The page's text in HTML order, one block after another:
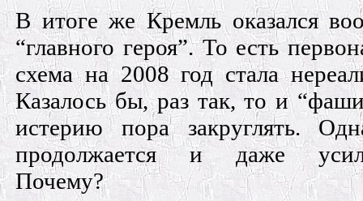
В итоге же Кремль оказался
“главного героя”. То есть
схема на 2008 год стала
Казалось бы, раз так, то и
истерию пора закруглять.
продолжается и даже
Почему?